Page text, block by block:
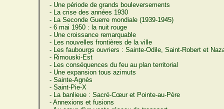
- Une période de grands bouleversements
- La crise des années 1930
- La Seconde Guerre mondiale (1939-1945)
- 6 mai 1950 : la nuit rouge
- Une croissance remarquable
- Les nouvelles frontières de la ville
- Les faubourgs ouvriers : Sainte-Odile, Saint-Robert et
- Rimouski-Est
- Les conséquences du feu au plan territorial
- Une expansion tous azimuts
- Sainte-Agnès
- Saint-Pie-X
- La banlieue : Sacré-Cœur et Pointe-au-Père
- Annexions et fusions